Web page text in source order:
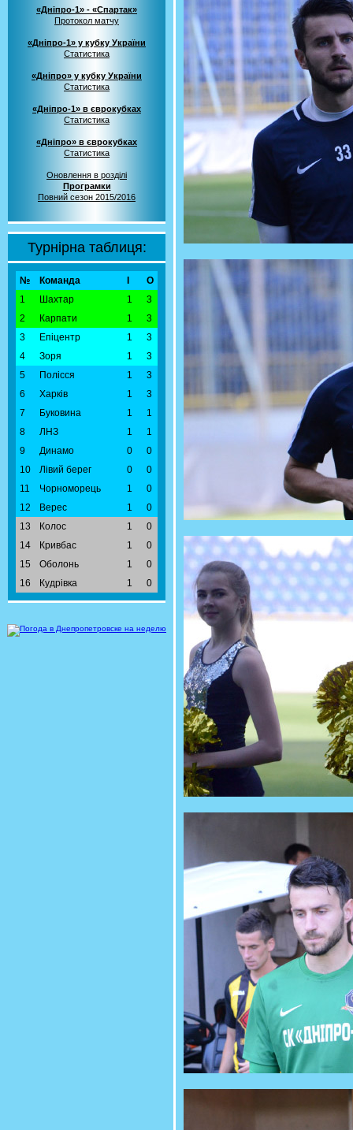
«Дніпро-1» - «Спартак»
Протокол матчу
«Дніпро-1» у кубку України
Статистика
«Дніпро» у кубку України
Статистика
«Дніпро-1» в єврокубках
Статистика
«Дніпро» в єврокубках
Статистика
Оновлення в розділі
Програмки
Повний сезон 2015/2016
Турнірна таблиця:
№ Команда
О
1
Шахтар 1
3
2
Карпати 1
3
3
Епіцентр 1
3
4
Зоря 1
3
5
Полісся 1
3
6
Харків 1
3
7
Буковина 1
1
8
ЛНЗ 1
1
9
Динамо 0
0
10
Лівий берег 0
0
11
Чорноморець 1
0
12
Верес 1
0
13
Колос 1
0
14
Кривбас 1
0
15
Оболонь 1
0
16
Кудрівка 1 0